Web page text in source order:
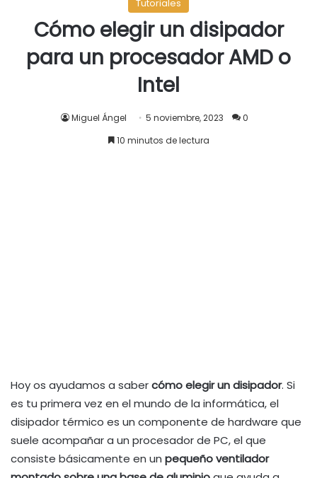
Haswell y Broadwell, por ello es muy importante que
mantengas tu Windows actualizado.
Fuente profesionalreview